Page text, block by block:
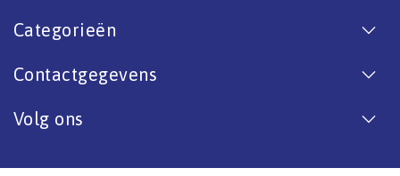
Categorieën
Contactgegevens
Volg ons